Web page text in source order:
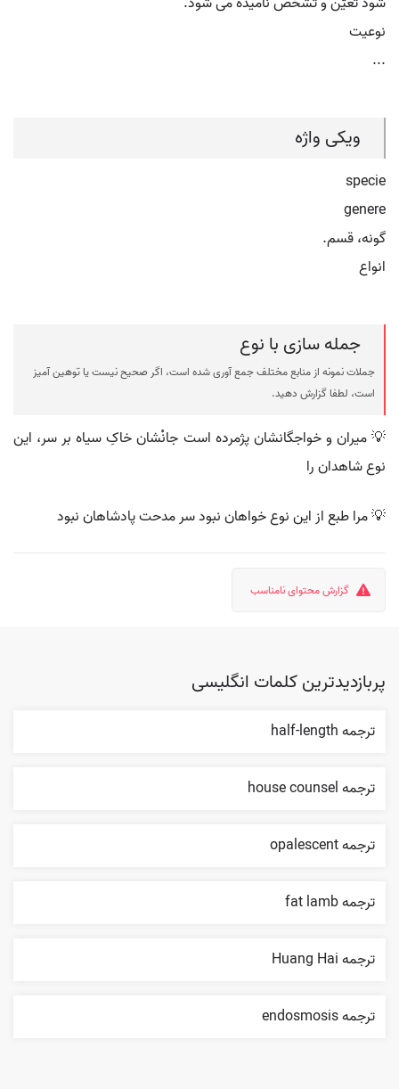
نوعیت
...
ویکی واژه
specie
genere
گونه، قسم.
انواع
جمله سازی با نوع
جملات نمونه از منابع مختلف جمع آوری شده است، اگر صحیح نیست یا توهین آمیز
است، لطفا گزارش دهید.
💡 میران و خواجگانشان پژمرده است جانْشان خاکِ سیاه بر سر، این
نوع شاهدان را
💡 مرا طبع از این نوع خواهان نبود سر مدحت پادشاهان نبود
گزارش محتوای نامناسب
پربازدیدترین کلمات انگلیسی
ترجمه half-length
ترجمه house counsel
ترجمه opalescent
ترجمه fat lamb
ترجمه Huang Hai
ترجمه endosmosis